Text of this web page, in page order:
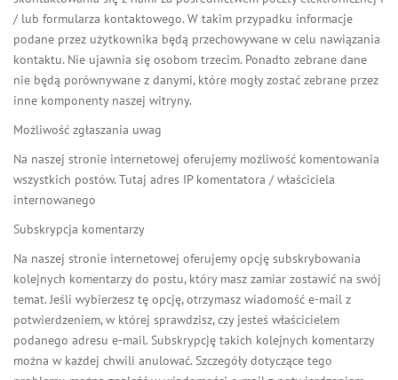
/ lub formularza kontaktowego. W takim przypadku informacje
podane przez użytkownika będą przechowywane w celu nawiązania
kontaktu. Nie ujawnia się osobom trzecim. Ponadto zebrane dane
nie będą porównywane z danymi, które mogły zostać zebrane przez
inne komponenty naszej witryny.
Możliwość zgłaszania uwag
Na naszej stronie internetowej oferujemy możliwość komentowania
wszystkich postów. Tutaj adres IP komentatora / właściciela
internowanego
Subskrypcja komentarzy
Na naszej stronie internetowej oferujemy opcję subskrybowania
kolejnych komentarzy do postu, który masz zamiar zostawić na swój
temat. Jeśli wybierzesz tę opcję, otrzymasz wiadomość e-mail z
potwierdzeniem, w której sprawdzisz, czy jesteś właścicielem
podanego adresu e-mail. Subskrypcję takich kolejnych komentarzy
można w każdej chwili anulować. Szczegóły dotyczące tego